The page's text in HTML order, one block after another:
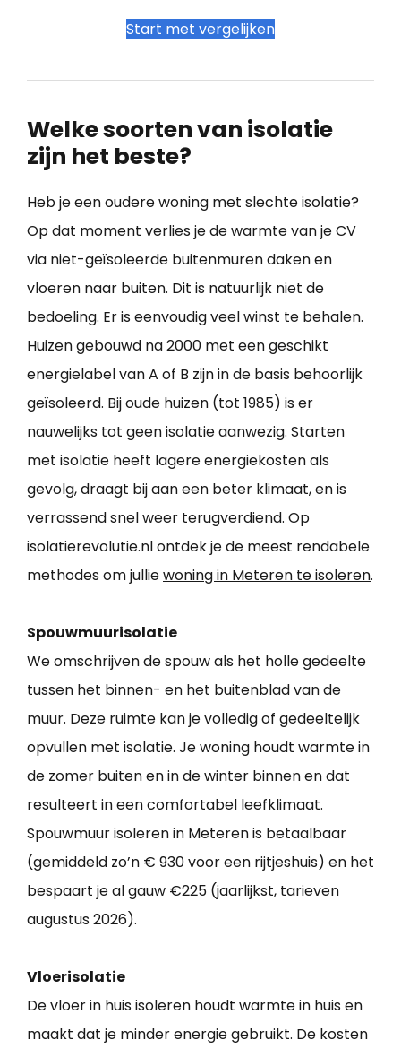
Start met vergelijken
Welke soorten van isolatie
zijn het beste?
Heb je een oudere woning met slechte isolatie?
Op dat moment verlies je de warmte van je CV
via niet-geïsoleerde buitenmuren daken en
vloeren naar buiten. Dit is natuurlijk niet de
bedoeling. Er is eenvoudig veel winst te behalen.
Huizen gebouwd na 2000 met een geschikt
energielabel van A of B zijn in de basis behoorlijk
geïsoleerd. Bij oude huizen (tot 1985) is er
nauwelijks tot geen isolatie aanwezig. Starten
met isolatie heeft lagere energiekosten als
gevolg, draagt bij aan een beter klimaat, en is
verrassend snel weer terugverdiend. Op
isolatierevolutie.nl ontdek je de meest rendabele
methodes om julliewoning in Meteren te isoleren.
Spouwmuurisolatie
We omschrijven de spouw als het holle gedeelte
tussen het binnen- en het buitenblad van de
muur. Deze ruimte kan je volledig of gedeeltelijk
opvullen met isolatie. Je woning houdt warmte in
de zomer buiten en in de winter binnen en dat
resulteert in een comfortabel leefklimaat.
Spouwmuur isoleren in Meteren is betaalbaar
(gemiddeld zo’n € 930 voor een rijtjeshuis) en het
bespaart je al gauw €225 (jaarlijkst, tarieven
augustus 2026).
Vloerisolatie
De vloer in huis isoleren houdt warmte in huis en
maakt dat je minder energie gebruikt. De kosten